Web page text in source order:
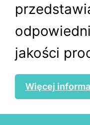
jakości
Więcej